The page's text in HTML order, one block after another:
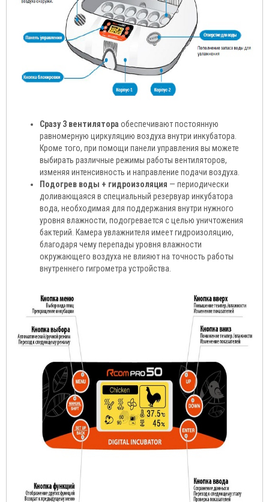
Сразу 3 вентилятора обеспечивают постоянную
равномерную циркуляцию воздуха внутри инкубатора.
Кроме того, при помощи панели управления вы можете
выбирать различные режимы работы вентиляторов,
изменяя интенсивность и направление подачи воздуха.
Подогрев воды + гидроизоляция — периодически
доливающаяся в специальный резервуар инкубатора
вода, необходимая для поддержания внутри нужного
уровня влажности, подогревается с целью уничтожения
бактерий. Камера увлажнителя имеет гидроизоляцию,
благодаря чему перепады уровня влажности
окружающего воздуха не влияют на точность работы
внутреннего гигрометра устройства.